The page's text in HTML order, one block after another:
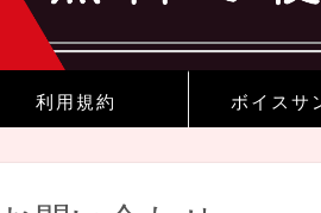
利用規約 ボイスサ